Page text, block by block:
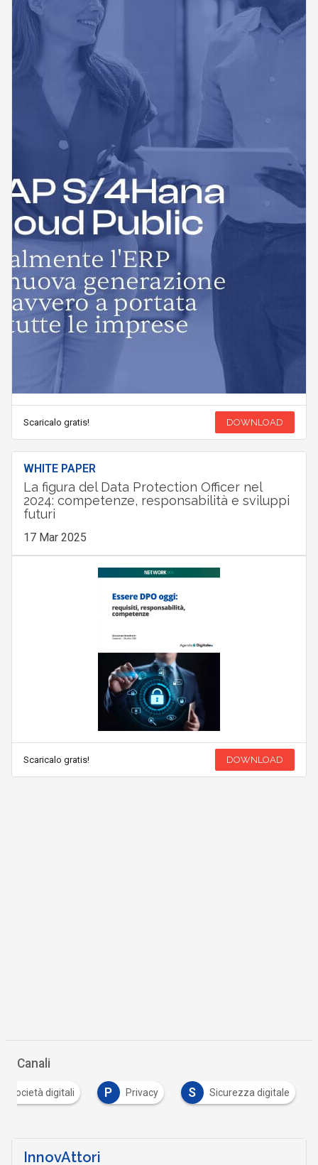
Scaricalo gratis! DOWNLOAD
WHITE PAPER
La figura del Data Protection Officer nel
2024: competenze, responsabilità e sviluppi
futuri
17 Mar 2025
Scaricalo gratis! DOWNLOAD
Canali
e società digitali P Privacy S Sicurezza digitale
InnovAttori